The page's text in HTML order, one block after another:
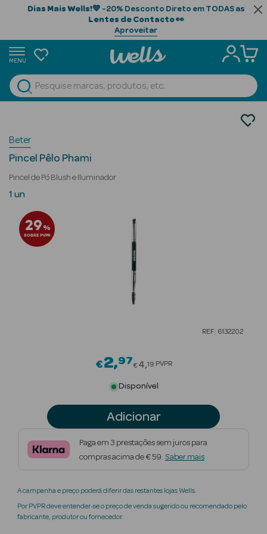
Dias Mais Wells!💙 -20% Desconto Direto em TODAS as
Lentes de Contacto👀
Aproveitar
MENU
Ver Tudo
Beauty Season
Cabelo
Beauty Season
Beauty Season
Cosmética
Beauty Season
Nutricosmética
Perfumes
Beauty Season
Pincéis
Beter
Pincel Pêlo Phami
Pincel de Pó Blush e Iluminador
1 un
29%
SOBRE PVPR
REF: 6132202
€2 97Price reduced from
€ 4 19 PVPR
Disponível
Adicionar
Paga em 3 prestações sem juros para
compras acima de € 59. Saber mais
A campanha e preço poderá diferir das restantes lojas Wells.
Por PVPR deve entender-se o preço de venda sugerido ou recomendado pelo
fabricante, produtor ou fornecedor.